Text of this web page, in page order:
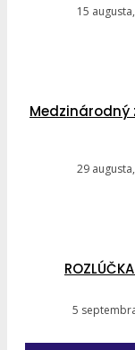
15
Medzinárodný
29
5